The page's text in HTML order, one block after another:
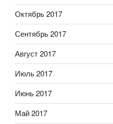
Октябрь 2017
Сентябрь 2017
Август 2017
Июль 2017
Июнь 2017
Май 2017